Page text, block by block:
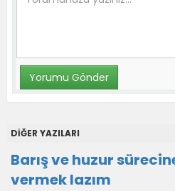
DİĞER YAZILARI
Barış ve huzur
vermek lazım